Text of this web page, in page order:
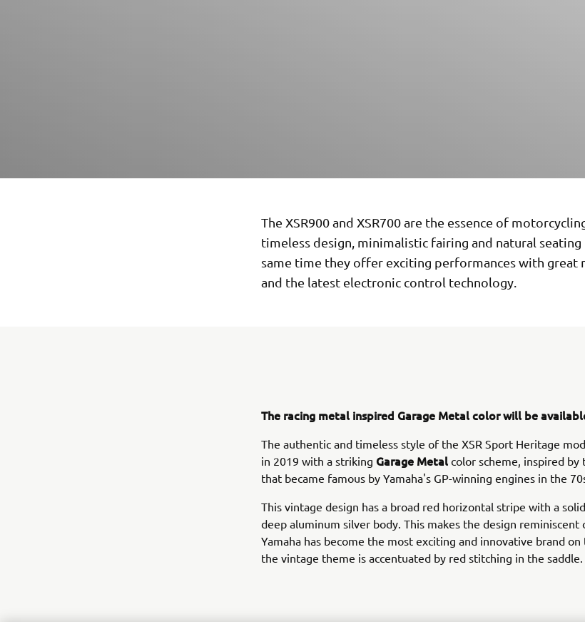
The XSR900 and XSR700 are the essence of
timeless design, minimalistic fairing and natural
same time they offer exciting performances with great
and the latest electronic control technology.
The racing metal inspired Garage Metal color will be
The authentic and timeless style of the XSR Sport Heritage
in 2019 with a striking Garage Metal color scheme, inspired
that became famous by Yamaha's GP-winning engines in the
This vintage design has a broad red horizontal stripe with a
deep aluminum silver body. This makes the design reminiscent
Yamaha has become the most exciting and innovative brand
the vintage theme is accentuated by red stitching in the saddle.